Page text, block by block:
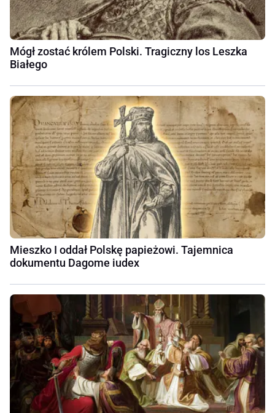
Mógł zostać królem Polski. Tragiczny los Leszka
Białego
Mieszko I oddał Polskę papieżowi. Tajemnica
dokumentu Dagome iudex